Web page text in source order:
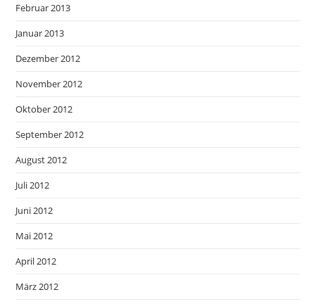
Februar 2013
Januar 2013
Dezember 2012
November 2012
Oktober 2012
September 2012
August 2012
Juli 2012
Juni 2012
Mai 2012
April 2012
März 2012